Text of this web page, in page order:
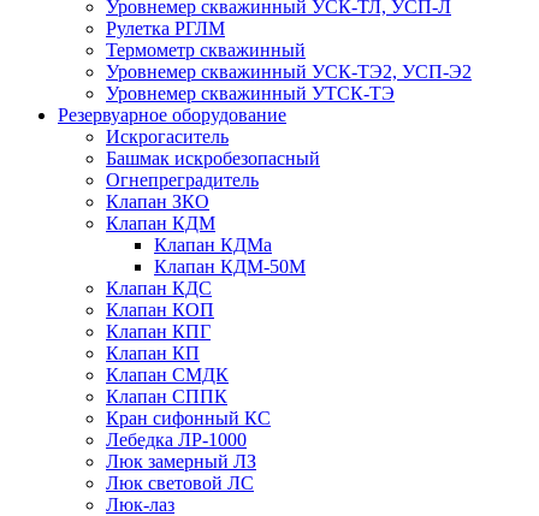
Уровнемер скважинный УСК-ТЛ, УСП-Л
Рулетка РГЛМ
Термометр скважинный
Уровнемер скважинный УСК-ТЭ2, УСП-Э2
Уровнемер скважинный УТСК-ТЭ
Резервуарное оборудование
Искрогаситель
Башмак искробезопасный
Огнепреградитель
Клапан ЗКО
Клапан КДМ
Клапан КДМа
Клапан КДМ-50М
Клапан КДС
Клапан КОП
Клапан КПГ
Клапан КП
Клапан СМДК
Клапан СППК
Кран сифонный КС
Лебедка ЛР-1000
Люк замерный ЛЗ
Люк световой ЛС
Люк-лаз